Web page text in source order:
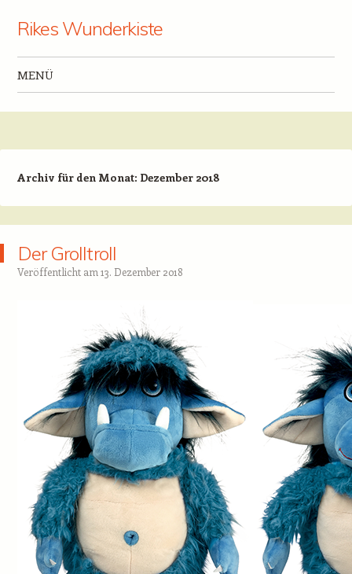
Rikes Wunderkiste
MENÜ
Archiv für den Monat: Dezember 2018
Der Grolltroll
Veröffentlicht am 13. Dezember 2018